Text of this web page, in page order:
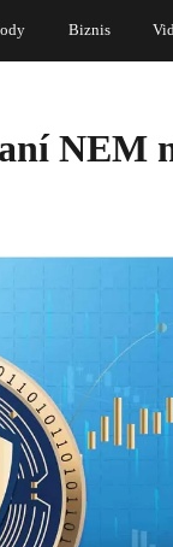
Biznis
NEM